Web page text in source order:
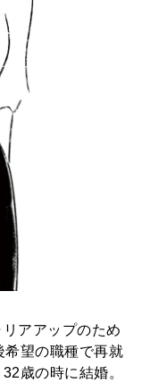
アアップのため
希望の職種で再就
歳の時に結婚。